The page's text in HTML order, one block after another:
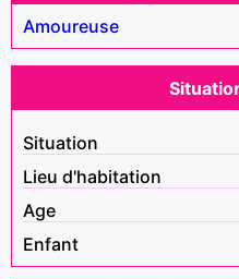
Amoureuse
Situation
Lieu d'habitation
Age
Enfant